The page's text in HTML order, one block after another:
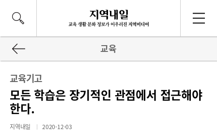
교육
교육기고
모든 학습은 장기적인 관점에서 접근해야
한다.
지역내일 2020-12-03